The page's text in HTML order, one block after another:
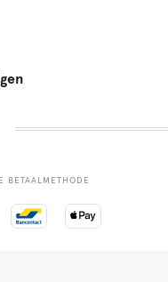
BETAALMETHODE